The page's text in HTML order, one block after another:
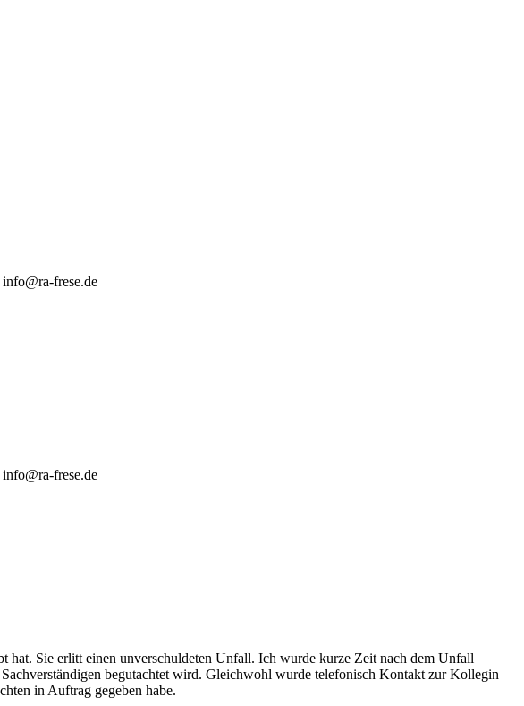
frese.de
frese.de
Sie erlitt einen unverschuldeten Unfall. Ich wurde kurze Zeit nach dem Unfall
begutachtet wird. Gleichwohl wurde telefonisch Kontakt zur Kollegin
in Auftrag gegeben habe.